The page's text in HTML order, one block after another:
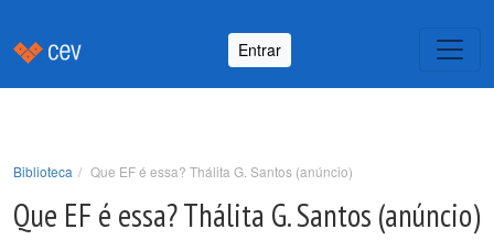
Entrar
Biblioteca Que EF é essa? Thálita G. Santos (anúncio)
Que EF é essa? Thálita G. Santos (anúncio)